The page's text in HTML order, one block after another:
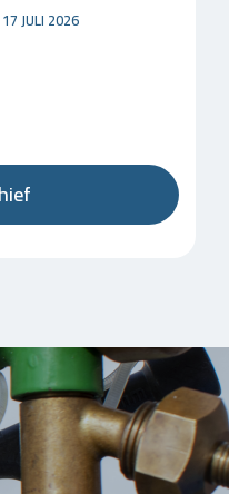
17 JULI 2026